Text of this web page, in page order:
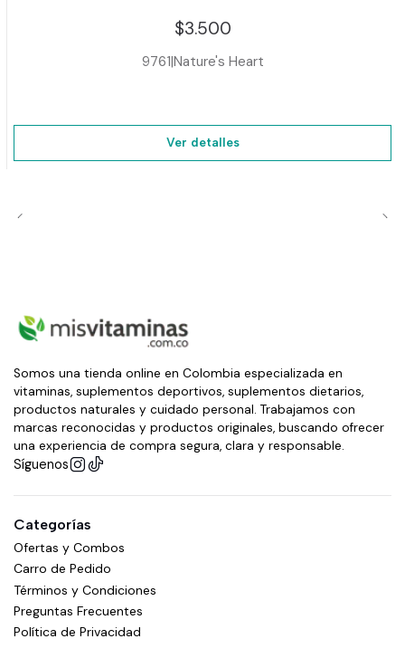
$3.500
9761|Nature's Heart
Ver detalles
Somos una tienda online en Colombia especializada en
vitaminas, suplementos deportivos, suplementos dietarios,
productos naturales y cuidado personal. Trabajamos con
marcas reconocidas y productos originales, buscando ofrecer
una experiencia de compra segura, clara y responsable.
Síguenos
Categorías
Ofertas y Combos
Carro de Pedido
Términos y Condiciones
Preguntas Frecuentes
Política de Privacidad